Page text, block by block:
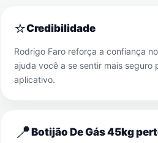
⭐Credibilidade
Rodrigo Faro reforça a confiança
ajuda você a se sentir mais seguro
aplicativo.
📍Botijão De Gás 45kg